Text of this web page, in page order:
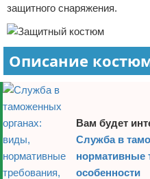
Мода и стиль
защитного снаряжения.
Описание
Вам будет
Служба в
нормативные
особенности